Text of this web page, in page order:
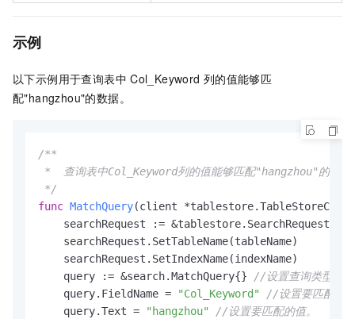
示例
以下示例用于查询表中 Col_Keyword 列的值能够匹
配"hangzhou"的数据。
/**
*  查询表中Col_Keyword列的值能够匹配"hangzhou"的数据
*/
func MatchQuery(client
    searchRequest := &tablestore.SearchRequest{}
    searchRequest.SetTableName(tableName)
    searchRequest.SetIndexName(indexName)
    query := &search.MatchQuery{}
//设置查询类型为
    query.FieldName =
"Col_Keyword"
//设置要匹配的
    query.Text =
"hangzhou"
//设置要匹配的值。